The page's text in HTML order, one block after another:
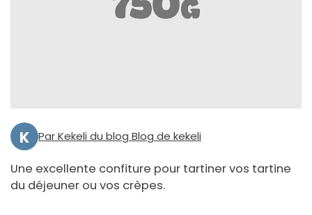
K Par Kekeli du blog Blog de kekeli
Une excellente confiture pour tartiner vos tartine
du déjeuner ou vos crèpes.